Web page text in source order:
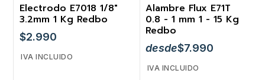
Electrodo E7018 1/8"
3.2mm 1 Kg Redbo
$2.990
IVA INCLUIDO
Alambre Flux E71T
0.8 - 1 mm 1 - 15 Kg
Redbo
desde$7.990
IVA INCLUIDO